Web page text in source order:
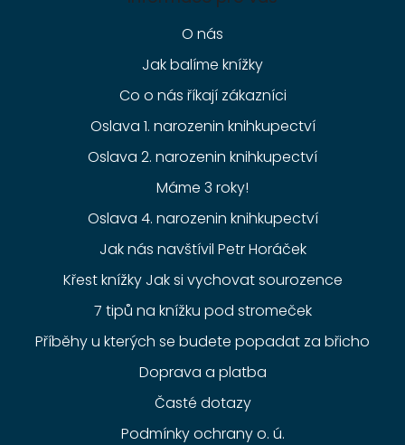
O nás
Jak balíme knížky
Co o nás říkají zákazníci
Oslava 1. narozenin knihkupectví
Oslava 2. narozenin knihkupectví
Máme 3 roky!
Oslava 4. narozenin knihkupectví
Jak nás navštívil Petr Horáček
Křest knížky Jak si vychovat sourozence
7 tipů na knížku pod stromeček
Příběhy u kterých se budete popadat za břicho
Doprava a platba
Časté dotazy
Podmínky ochrany o. ú.